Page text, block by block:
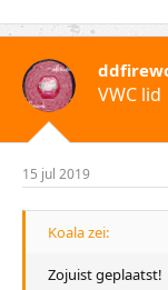
VWC lid
15 jul 2019
Koala zei:
Zojuist geplaatst!